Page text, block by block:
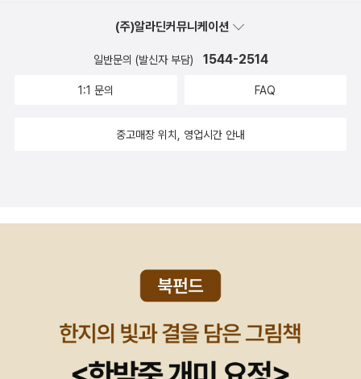
광장에서는 1987년 이후 최대의 인파가 든 촛불이 넘실거리고 있다.
'대통령 하야'라는 분명한 구호와 함께 사어로 전락해가던 '혁명'이 '명
르지 않은 이름이 되었다. 터져나오는 외침들은 저마다 억눌러왔던
지를 날카롭게 분석한다. 거꾸로 가는 한국 민주주의의 과거와 현재
를 깊이 있게 분석하고 미래를 위한 제안을 담았다. 모던 클래식 75
권. 가즈오 이시구로는 1982년 <창백한 언덕 풍경>을 발표하며 등
영미권 문학을 이끌어 가는 거장으로 평가받는 일본계 영국 작가다.
함께 나누는것이 가장 기쁜것 같습니다.
이 좋아서 친구들에게 선물하고 싶었던 책들. ===========
=============================== 선물 받은
습니다. 그림도 스타일리시하지만, 전체적으로 스토리는 좀 아쉬웠습
니다. 대신 토르 외전이 더 재미있었어요. 토르 (읽은후) 토르 에피
상태가 좋습니다. 토르 한편만 읽으면 좀 아쉽겠지만, 아이언맨과 캡
은 최근이지만 내용상은 전으로 거슬러 올라갑니다. (읽은후) : 우주
다. 다시 읽으면 처음엔 몰랐던 외계종족들이 이제는 눈에 들어올것
이야기는 단행본으로 출간하는 기준이 어떤건지 궁금해지네요. 데
드풀이 스파이더맨하고만 노는줄 알았더니, 이번에는 타노슈와 함께
종횡무진하네요. 타노스를 처음 읽었을때, 악당인데도 참 매력적이
(주)알라딘커뮤니케이션
일반문의 (발신자 부담) 1544-2514
1:1 문의 FAQ
중고매장 위치, 영업시간 안내